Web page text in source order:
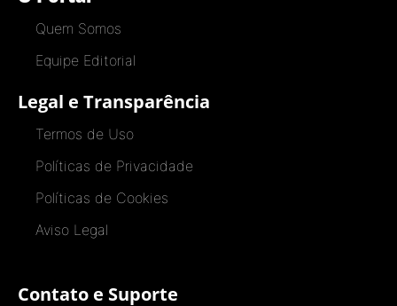
Quem Somos
Equipe Editorial
Legal e Transparência
Termos de Uso
Políticas de Privacidade
Políticas de Cookies
Aviso Legal
Contato e Suporte